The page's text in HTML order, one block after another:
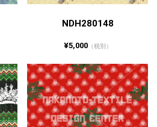
NDH280148
¥5,000（税別）